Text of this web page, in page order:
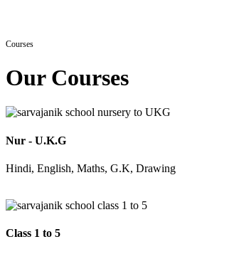
Courses
Our Courses
Nur - U.K.G
Hindi, English, Maths, G.K, Drawing
Class 1 to 5